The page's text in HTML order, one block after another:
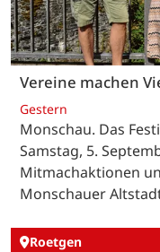
Vereine machen
Gestern
Monschau. Das
Samstag, 5.
Mitmachaktionen
Monschauer
Roetgen